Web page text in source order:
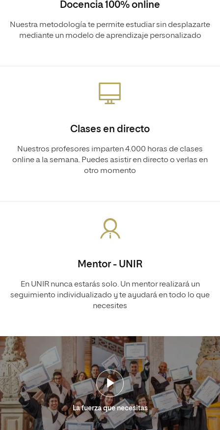
Docencia 100% online
Nuestra metodología te permite estudiar sin desplazarte
mediante un modelo de aprendizaje personalizado
Clases en directo
Nuestros profesores imparten 4.000 horas de clases
online a la semana. Puedes asistir en directo o verlas en
otro momento
Mentor - UNIR
En UNIR nunca estarás solo. Un mentor realizará un
seguimiento individualizado y te ayudará en todo lo que
necesites
La fuerza que necesitas